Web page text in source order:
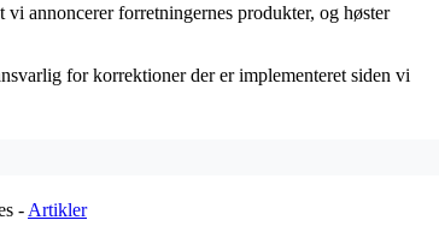
annoncerer forretningernes produkter, og høster
for korrektioner der er implementeret siden vi
- Artikler